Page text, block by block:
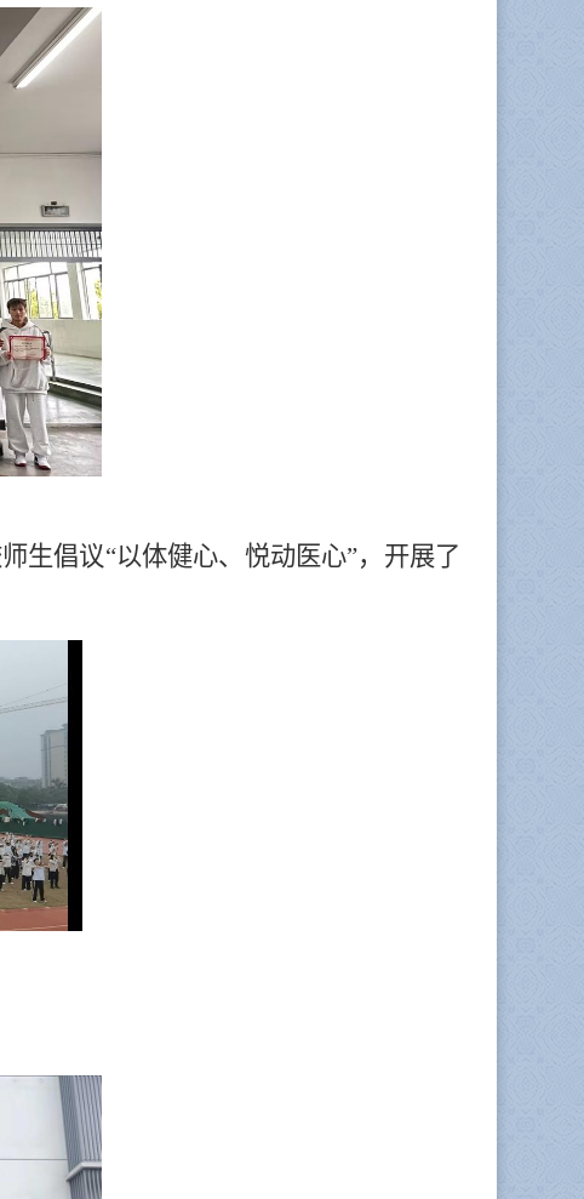
生倡议“以体健心、悦动医心”，开展了